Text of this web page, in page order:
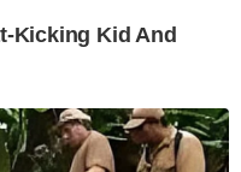
Kicking Kid And